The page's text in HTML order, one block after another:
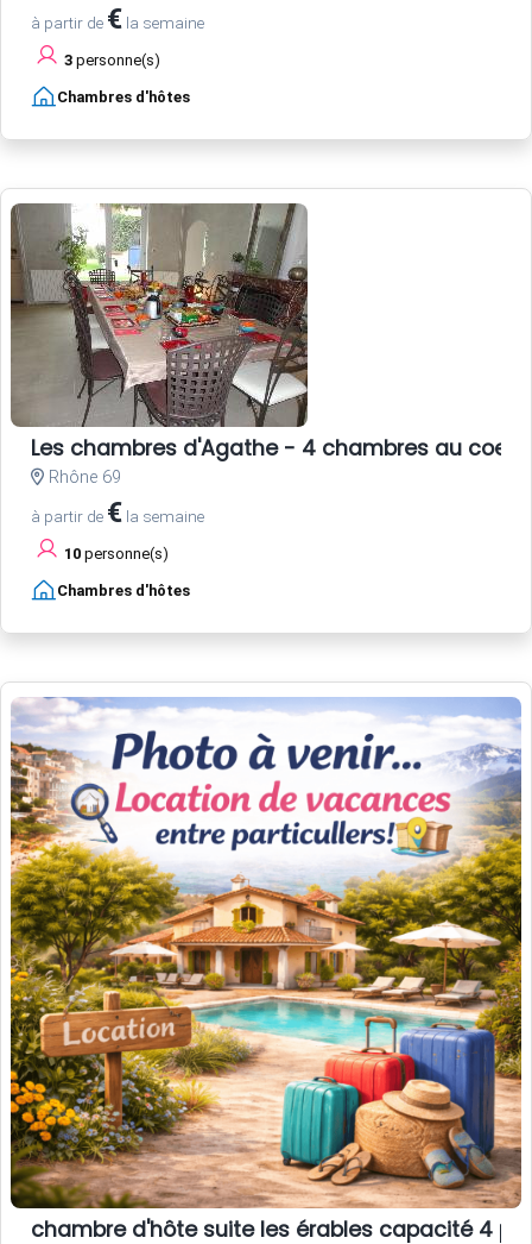
à partir de € la semaine
3 personne(s)
Chambres d'hôtes
Les chambres d'Agathe - 4 chambres au
Rhône 69
à partir de € la semaine
10 personne(s)
Chambres d'hôtes
chambre d'hôte suite les érables capacité 4